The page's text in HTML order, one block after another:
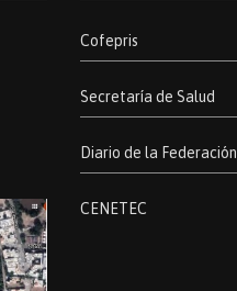
Cofepris
Secretaría de Salud
Diario de la Federación
CENETEC